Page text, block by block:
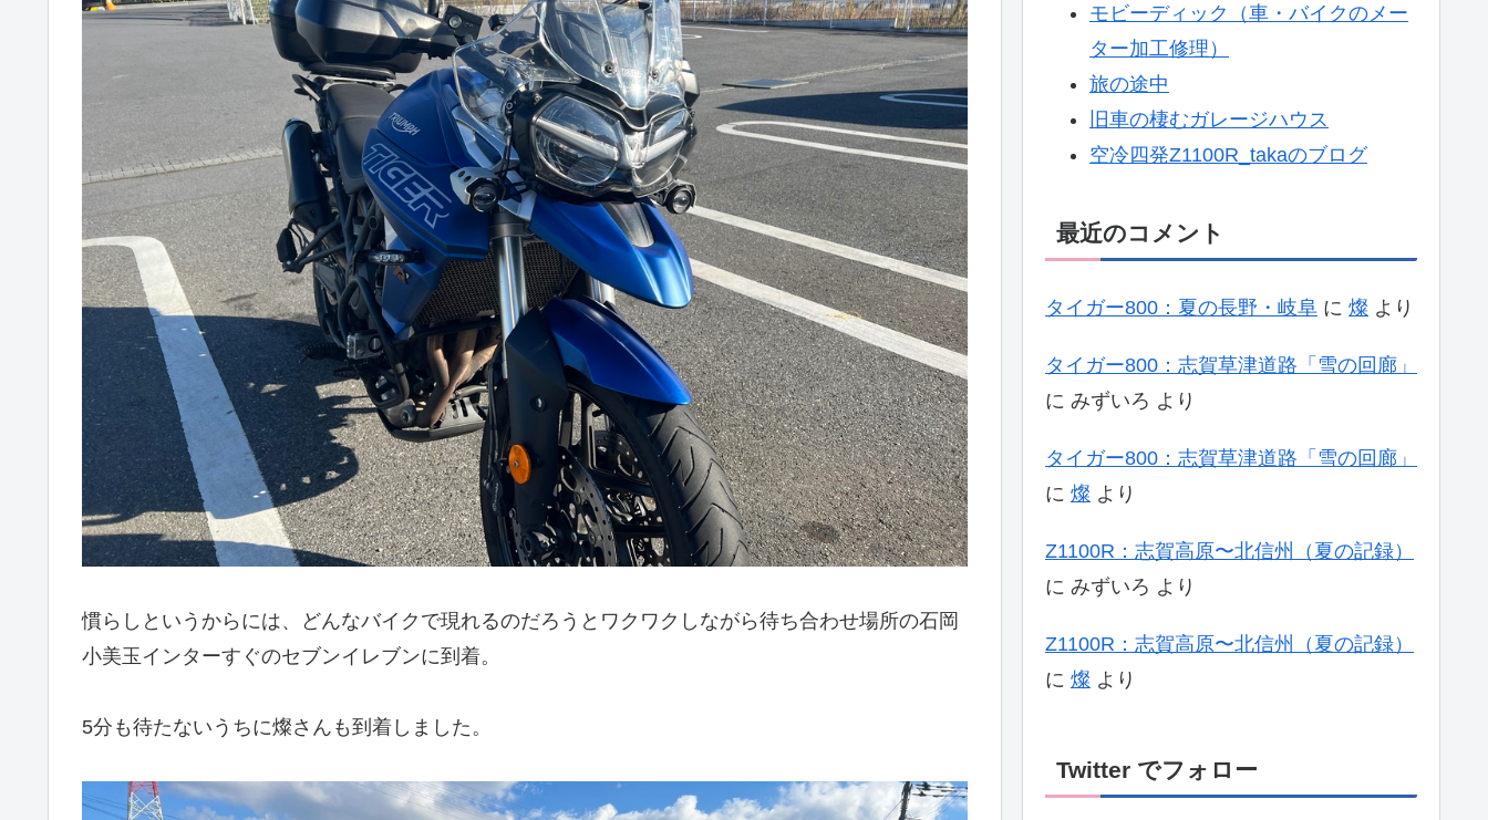
慣らしというからには、どんなバイクで現れるのだろうとワクワクしながら待ち合わせ場所の石岡
小美玉インターすぐのセブンイレブンに到着。
5分も待たないうちに燦さんも到着しました。
モビーディック（車・バイクのメー
ター加工修理）
旅の途中
旧車の棲むガレージハウス
空冷四発Z1100R_takaのブログ
最近のコメント
タイガー800：夏の長野・岐阜 に 燦 より
タイガー800：志賀草津道路「雪の回廊」
に みずいろ より
タイガー800：志賀草津道路「雪の回廊」
に 燦 より
Z1100R：志賀高原〜北信州（夏の記録）
に みずいろ より
Z1100R：志賀高原〜北信州（夏の記録）
に 燦 より
Twitter でフォロー